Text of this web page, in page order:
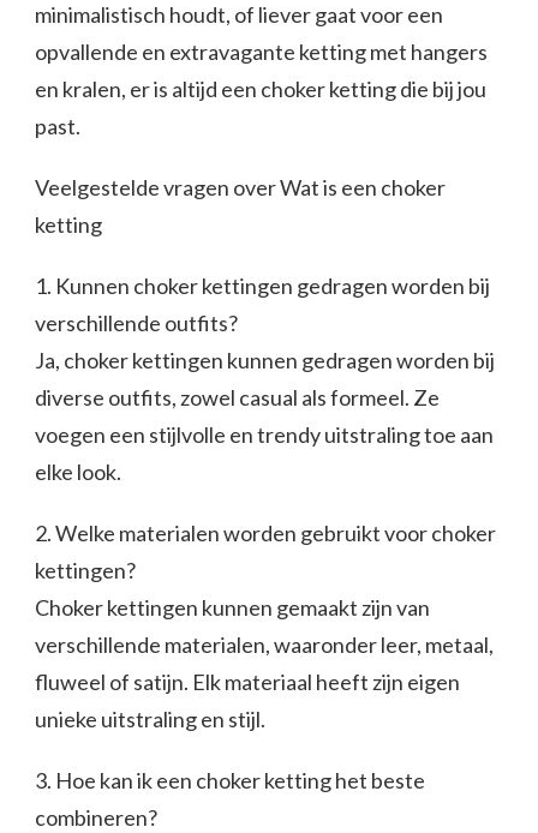
minimalistisch houdt, of liever gaat voor een
opvallende en extravagante ketting met hangers
en kralen, er is altijd een choker ketting die bij jou
past.
Veelgestelde vragen over Wat is een choker
ketting
1. Kunnen choker kettingen gedragen worden bij
verschillende outfits?
Ja, choker kettingen kunnen gedragen worden bij
diverse outfits, zowel casual als formeel. Ze
voegen een stijlvolle en trendy uitstraling toe aan
elke look.
2. Welke materialen worden gebruikt voor choker
kettingen?
Choker kettingen kunnen gemaakt zijn van
verschillende materialen, waaronder leer, metaal,
fluweel of satijn. Elk materiaal heeft zijn eigen
unieke uitstraling en stijl.
3. Hoe kan ik een choker ketting het beste
combineren?